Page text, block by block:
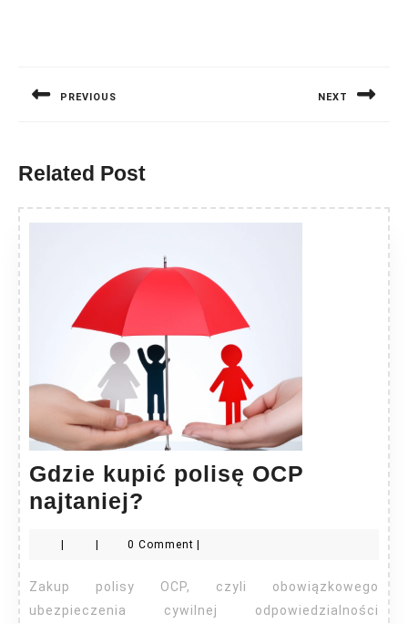
PREVIOUS NEXT
Related Post
Gdzie kupić polisę OCP
najtaniej?
polisę
OCP
najtaniej?
0 Comment
Zakup polisy OCP, czyli obowiązkowego
ubezpieczenia cywilnej odpowiedzialności